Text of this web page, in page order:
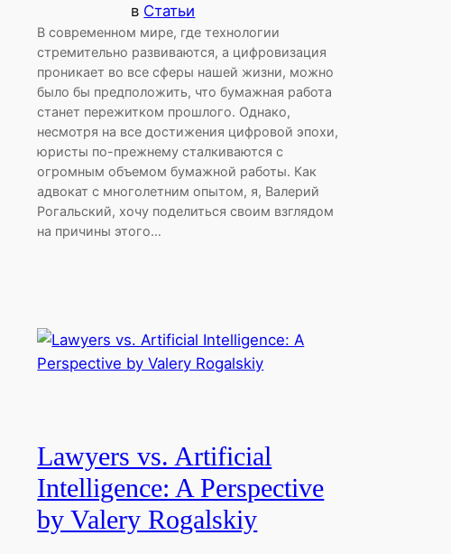
в Статьи
В современном мире, где технологии
стремительно развиваются, а цифровизация
проникает во все сферы нашей жизни, можно
было бы предположить, что бумажная работа
станет пережитком прошлого. Однако,
несмотря на все достижения цифровой эпохи,
юристы по-прежнему сталкиваются с
огромным объемом бумажной работы. Как
адвокат с многолетним опытом, я, Валерий
Рогальский, хочу поделиться своим взглядом
на причины этого…
Lawyers vs. Artificial
Intelligence: A Perspective
by Valery Rogalskiy